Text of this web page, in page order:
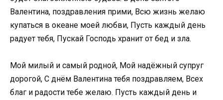
Валентина, поздравления прими, Всю жизнь желаю
купаться в океане моей любви, Пусть каждый день
радует тебя, Пускай Господь хранит от бед и зла.
Мой милый и самый родной, Мой надёжный супруг
дорогой, С днём Валентина тебя поздравляем, Всех
благ и радости тебе желаю. Пусть каждый день и